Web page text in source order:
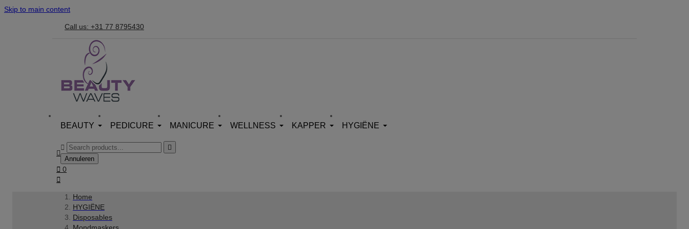
Skip to main content
Call us: +31 77 8795430
BEAUTY PEDICURE MANICURE WELLNESS KAPPER HYGIËNE



Annuleren
 0

Home
HYGIËNE
Disposables